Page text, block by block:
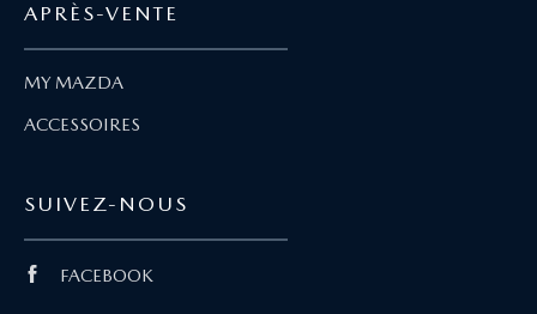
APRÈS-VENTE
MY MAZDA
ACCESSOIRES
SUIVEZ-NOUS
FACEBOOK